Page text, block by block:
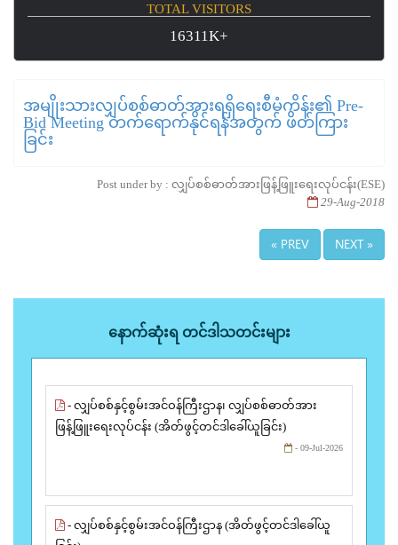
TOTAL VISITORS
16311K+
အမျိုးသားလျှပ်စစ်ဓာတ်အားရရှိရေးစီမံကိန်း၏ Pre-
Bid Meeting တက်ရောက်နိုင်ရန်အတွက် ဖိတ်ကြား
ခြင်း
Post under by : လျှပ်စစ်ဓာတ်အားဖြန့်ဖြူးရေးလုပ်ငန်း(ESE)
29-Aug-2018
« PREV NEXT »
နောက်ဆုံးရ တင်ဒါသတင်းများ
- လျှပ်စစ်နှင့်စွမ်းအင်ဝန်ကြီးဌာန၊ လျှပ်စစ်ဓာတ်အား
ဖြန့်ဖြူးရေးလုပ်ငန်း (အိတ်ဖွင့်တင်ဒါခေါ်ယူခြင်း)
- 09-Jul-2026
- လျှပ်စစ်နှင့်စွမ်းအင်ဝန်ကြီးဌာန (အိတ်ဖွင့်တင်ဒါခေါ်ယူ